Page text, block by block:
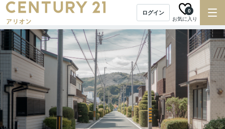
ログイン
お気に入り
0